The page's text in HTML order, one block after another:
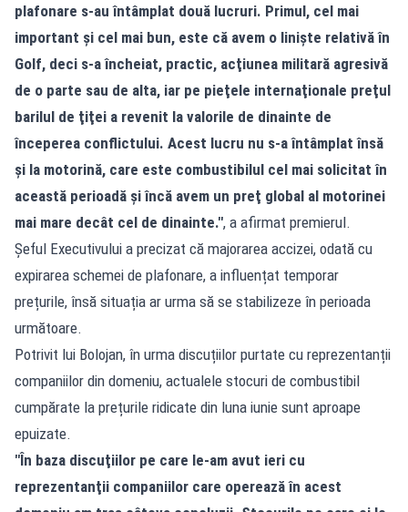
plafonare s-au întâmplat două lucruri. Primul, cel mai
important şi cel mai bun, este că avem o linişte relativă în
Golf, deci s-a încheiat, practic, acţiunea militară agresivă
de o parte sau de alta, iar pe pieţele internaţionale preţul
barilul de ţiţei a revenit la valorile de dinainte de
începerea conflictului. Acest lucru nu s-a întâmplat însă
şi la motorină, care este combustibilul cel mai solicitat în
această perioadă şi încă avem un preţ global al motorinei
mai mare decât cel de dinainte.", a afirmat premierul.
Șeful Executivului a precizat că majorarea accizei, odată cu
expirarea schemei de plafonare, a influențat temporar
prețurile, însă situația ar urma să se stabilizeze în perioada
următoare.
Potrivit lui Bolojan, în urma discuțiilor purtate cu reprezentanții
companiilor din domeniu, actualele stocuri de combustibil
cumpărate la prețurile ridicate din luna iunie sunt aproape
epuizate.
"În baza discuţiilor pe care le-am avut ieri cu
reprezentanţii companiilor care operează în acest